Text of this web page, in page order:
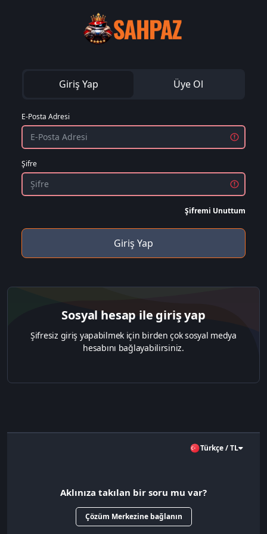
Giriş Yap Üye Ol
E-Posta Adresi
Şifre
Şifremi Unuttum
Giriş Yap
Sosyal hesap ile giriş yap
Şifresiz giriş yapabilmek için birden çok sosyal medya
hesabını bağlayabilirsiniz.
Türkçe / TL
Aklınıza takılan bir soru mu var?
Çözüm Merkezine bağlanın